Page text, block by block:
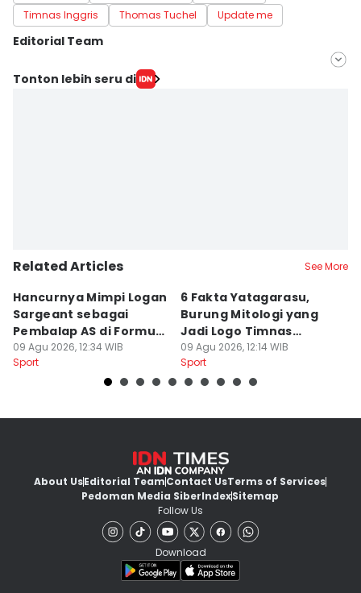
Timnas Inggris
Thomas Tuchel Update me
Editorial Team
Editor
Tonton lebih seru di
Related Articles See More
Hancurnya Mimpi Logan
Sargeant sebagai
Pembalap AS di Formula
1
09 Agu 2026, 12:34 WIB
Sport
6 Fakta Yatagarasu,
Burung Mitologi yang
Jadi Logo Timnas
Jepang
09 Agu 2026, 12:14 WIB
Sport
About UsEditorial TeamContact UsTerms of Services
Pedoman Media SiberIndexSitemap
Follow Us
Download